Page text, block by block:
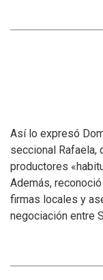
Así lo expresó
seccional Rafaela,
productores
Además,
firmas locales y
negociación entre